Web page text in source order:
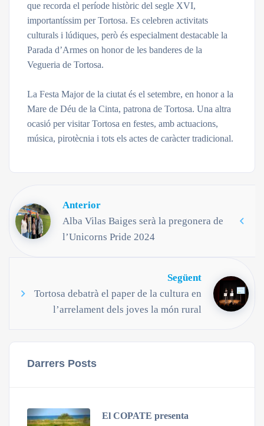
que recorda el període històric del segle XVI,
importantíssim per Tortosa. Es celebren activitats
culturals i lúdiques, però és especialment destacable la
Parada d’Armes on honor de les banderes de la
Vegueria de Tortosa.
La Festa Major de la ciutat és el setembre, en honor a la
Mare de Déu de la Cinta, patrona de Tortosa. Una altra
ocasió per visitar Tortosa en festes, amb actuacions,
música, pirotècnia i tots els actes de caràcter tradicional.
Anterior
Alba Vilas Baiges serà la pregonera de
l’Unicorns Pride 2024
Següent
Tortosa debatrà el paper de la cultura en
l’arrelament dels joves la món rural
Darrers Posts
El COPATE presenta